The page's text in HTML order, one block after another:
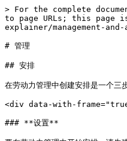
> For the complete documentation index, see [llms.txt](https://library.zoom.com/llms.txt). Markdown versions of documentation pages are available by appending `.md` to page URLs; this page is available as [Markdown](https://library.zoom.com/technical-library/zh/shang-ye-ban-fu-wu/zoom-workforce-management/workforce-management-explainer/management-and-administration.md).

# 管理

## 安排

在劳动力管理中创建安排是一个三步过程： **设置**, **计划**，以及 **细化**.

<div data-with-frame="true"><img src="/files/ca7649da1fb5a57df72796f7d2c0dc508bde874c" alt=""></div>

### **设置**

要在劳动力管理中开始安排，请先建立支持该流程的核心排班基础架构。这包括创建将与坐席关联的安排群组、活动和班次。一旦这些基础架构元素在特定的安排群组中就位，安排管理员就可以进入计划阶段。

### **计划**

计划阶段决定一个安排的类型。在产品发布时，安排管理员有两种安排方法可用：

* **手动安排**: 使用活动和班次创建并自定义安排。
* **预测**: 一种自动化安排方案，使用活动和班次信息，根据预测的互动量来安排坐席，但可能需要 *一些* 手动调整。

在决定安排方法并完成必要的子流程（如果适用）后，安排管理员可以进入细化阶段。

### **细化**

细化阶段包括对安排或预测进行微调，以确保活动和班次覆盖充足。对于手动安排，这意味着确认您的已安排覆盖能够满足预期需求。对于预测，请确认针对预期互动量有足够的净人员配置。

## 预测 <a href="#b8xwqp9xalso" id="b8xwqp9xalso"></a>

### **创建预测**

使用预测来预估未来呼叫中心的互动量并保持充足的人员配置。虽然预测依赖于额外安排基础架构的建设——例如安排群组——但创建预测可分为三个阶段： **初始化**, **预览**，以及 **发布**.

<div data-with-frame="true"><img src="/files/66f414a7de100a5969650d48c5147a0364c2ff5a" alt=""></div>

### **初始化**

初始化阶段利用现有基础架构，尤其是安排群组。如果某个安排群组已设置至少一个呼叫中心队列及其关联坐席，则剩余步骤是定义预测的关键方面。这包括：

* 命名
* 指定开始日期
* 设置持续时间（最长四周）
* 确定要考虑的目标指标

### **预览**

预览阶段提供预测呼叫量和预期人员配置需求的全面摘要。这包括每个 15 分钟间隔的预期量，以及通话处理的平均时长（例如通话时间 + 保持时间 + 呼后处理）。安排管理员可以对预测进行微调或批量编辑，以纳入历史数据未能体现的任何预期量变化。在确认预测量后，生成该预测的建议人员配置。

### **发布**

在预览预测的呼叫量和人员配置需求后，完成最终定稿并将预测发布到安排中。您可能需要再次微调人员配置水平，以确保对预期互动量有足够覆盖。一旦人员配置水平确认无误